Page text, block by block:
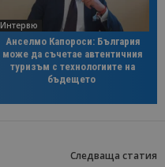
Интервю
Анселмо Капороси: България
може да съчетае автентичния
туризъм с технологиите на
бъдещето
Следваща статия